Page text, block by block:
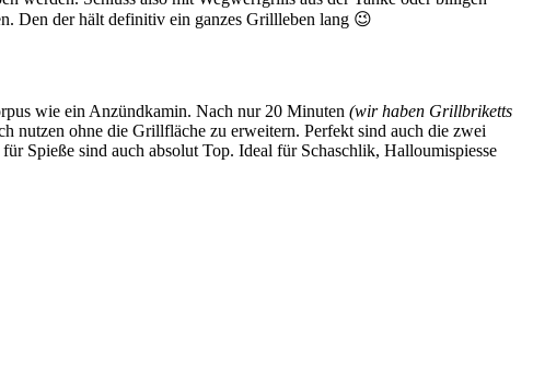
Den der hält definitiv ein ganzes Grillleben lang 😉
wie ein Anzündkamin. Nach nur 20 Minuten (wir haben Grillbriketts
nutzen ohne die Grillfläche zu erweitern. Perfekt sind auch die zwei
Spieße sind auch absolut Top. Ideal für Schaschlik, Halloumispiesse